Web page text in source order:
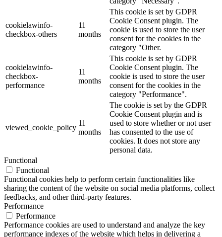
cookielawinfo-
checkbox-others
11
months
This cookie is set by GDPR
Cookie Consent plugin. The
cookie is used to store the user
consent for the cookies in the
category "Other.
cookielawinfo-
checkbox-
performance
11
months
This cookie is set by GDPR
Cookie Consent plugin. The
cookie is used to store the user
consent for the cookies in the
category "Performance".
viewed_cookie_policy
11
months
The cookie is set by the GDPR
Cookie Consent plugin and is
used to store whether or not user
has consented to the use of
cookies. It does not store any
personal data.
Functional
Functional
Functional cookies help to perform certain functionalities like
sharing the content of the website on social media platforms, collect
feedbacks, and other third-party features.
Performance
Performance
Performance cookies are used to understand and analyze the key
performance indexes of the website which helps in delivering a